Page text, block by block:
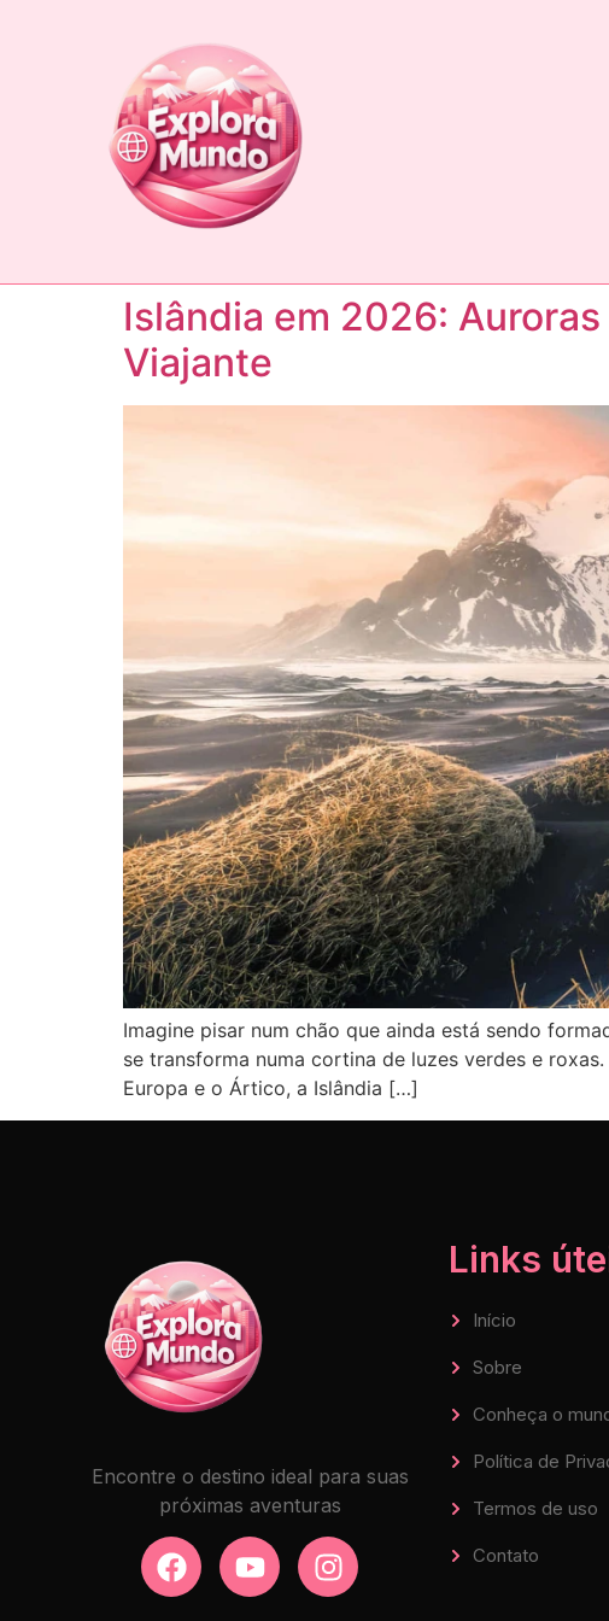
Islândia em 2026:
Viajante
Imagine pisar num chão que ainda está sendo
se transforma numa cortina de luzes verdes e
Europa e o Ártico, a Islândia […]
Encontre o destino ideal para suas
próximas aventuras
Links
Início
Sobre
Conheça o
Política de
Termos de uso
Contato